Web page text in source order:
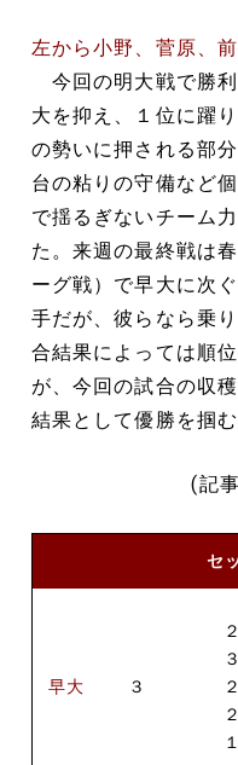
左から小野、菅原、
今回の明大戦で勝
大を抑え、１位に躍
の勢いに押される部
台の粘りの守備など
で揺るぎないチーム
た。来週の最終戦は
ーグ戦）で早大に次
手だが、彼らなら乗
合結果によっては順
が、今回の試合の収
結果として優勝を掴
(記
セ
早大 ３